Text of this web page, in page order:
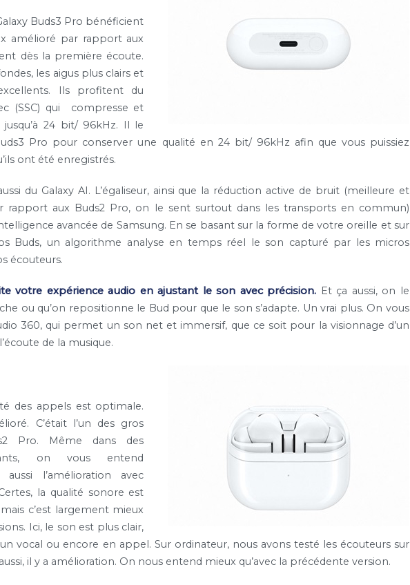
Buds3 Pro bénéficient
amélioré par rapport aux
dès la première écoute.
les aigus plus clairs et
Ils profitent du
(SSC) qui compresse et
24 bit/ 96kHz. Il le
Pro pour conserver une qualité en 24 bit/ 96kHz afin que vous puissiez
ont été enregistrés.
du Galaxy AI. L’égaliseur, ainsi que la réduction active de bruit (meilleure et
rapport aux Buds2 Pro, on le sent surtout dans les transports en commun)
avancée de Samsung. En se basant sur la forme de votre oreille et sur
Buds, un algorithme analyse en temps réel le son capturé par les micros
écouteurs.
votre expérience audio en ajustant le son avec précision. Et ça aussi, on le
ou qu’on repositionne le Bud pour que le son s’adapte. Un vrai plus. On vous
360, qui permet un son net et immersif, que ce soit pour la visionnage d’un
de la musique.
des appels est optimale.
C’était l’un des gros
Pro. Même dans des
on vous entend
l’amélioration avec
la qualité sonore est
c’est largement mieux
Ici, le son est plus clair,
vocal ou encore en appel. Sur ordinateur, nous avons testé les écouteurs sur
il y a amélioration. On nous entend mieux qu’avec la précédente version.